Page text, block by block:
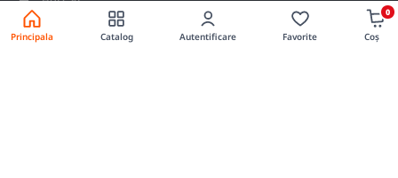
Mun. Ungheni, str. Lacului 3
Deschide harta
Principala Catalog Autentificare Favorite
0
Coș